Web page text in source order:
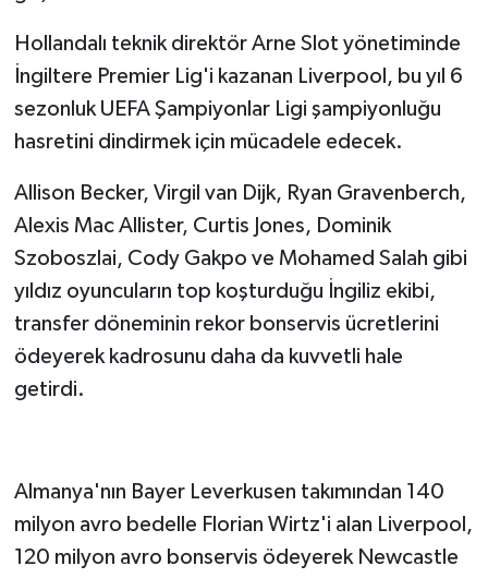
Hollandalı teknik direktör Arne Slot yönetiminde
İngiltere Premier Lig'i kazanan Liverpool, bu yıl 6
sezonluk UEFA Şampiyonlar Ligi şampiyonluğu
hasretini dindirmek için mücadele edecek.
Allison Becker, Virgil van Dijk, Ryan Gravenberch,
Alexis Mac Allister, Curtis Jones, Dominik
Szoboszlai, Cody Gakpo ve Mohamed Salah gibi
yıldız oyuncuların top koşturduğu İngiliz ekibi,
transfer döneminin rekor bonservis ücretlerini
ödeyerek kadrosunu daha da kuvvetli hale
getirdi.
Almanya'nın Bayer Leverkusen takımından 140
milyon avro bedelle Florian Wirtz'i alan Liverpool,
120 milyon avro bonservis ödeyerek Newcastle